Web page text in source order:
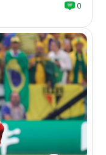
0